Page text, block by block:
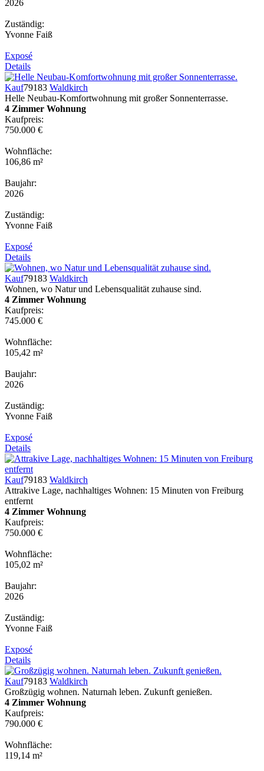
2026
Zuständig:
Yvonne Faiß
Exposé
Details
Kauf79183 Waldkirch
Helle Neubau-Komfortwohnung mit großer Sonnenterrasse.
4 Zimmer Wohnung
Kaufpreis:
750.000 €
Wohnfläche:
106,86 m²
Baujahr:
2026
Zuständig:
Yvonne Faiß
Exposé
Details
Kauf79183 Waldkirch
Wohnen, wo Natur und Lebensqualität zuhause sind.
4 Zimmer Wohnung
Kaufpreis:
745.000 €
Wohnfläche:
105,42 m²
Baujahr:
2026
Zuständig:
Yvonne Faiß
Exposé
Details
Kauf79183 Waldkirch
Attrakive Lage, nachhaltiges Wohnen: 15 Minuten von Freiburg
entfernt
4 Zimmer Wohnung
Kaufpreis:
750.000 €
Wohnfläche:
105,02 m²
Baujahr:
2026
Zuständig:
Yvonne Faiß
Exposé
Details
Kauf79183 Waldkirch
Großzügig wohnen. Naturnah leben. Zukunft genießen.
4 Zimmer Wohnung
Kaufpreis:
790.000 €
Wohnfläche:
119,14 m²